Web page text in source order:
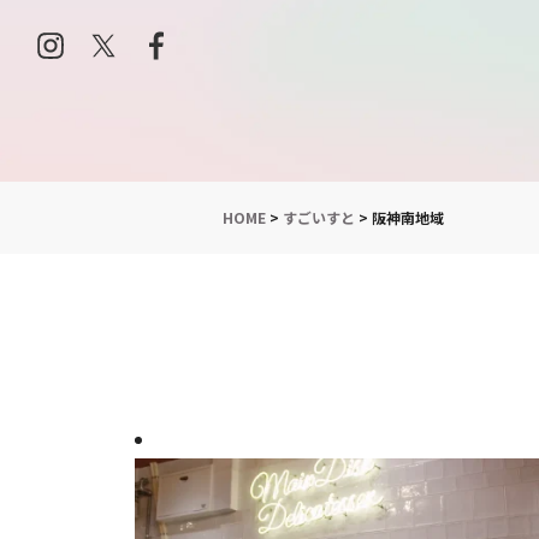
HOME> すごいすと > 阪神南地域